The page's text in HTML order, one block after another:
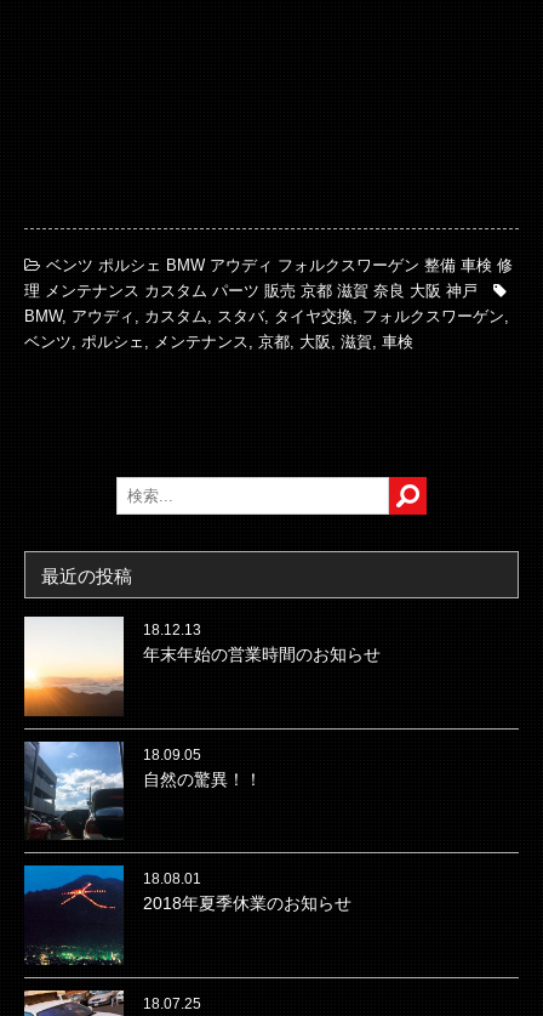
ベンツ ポルシェ BMW アウディ フォルクスワーゲン 整備 車検 修
理 メンテナンス カスタム パーツ 販売 京都 滋賀 奈良 大阪 神戸
BMW, アウディ , カスタム, スタバ, タイヤ交換, フォルクスワーゲン,
ベンツ, ポルシェ, メンテナンス, 京都, 大阪 , 滋賀, 車検
最近の投稿
18.12.13
年末年始の営業時間のお知らせ
18.09.05
自然の驚異！！
18.08.01
2018年夏季休業のお知らせ
18.07.25